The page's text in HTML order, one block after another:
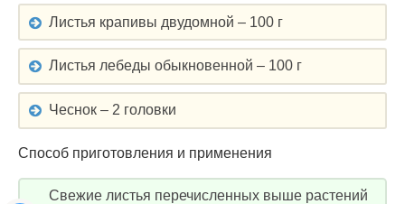
Листья крапивы двудомной – 100 г
Листья лебеды обыкновенной – 100 г
Чеснок – 2 головки
Способ приготовления и применения
Свежие листья перечисленных выше растений